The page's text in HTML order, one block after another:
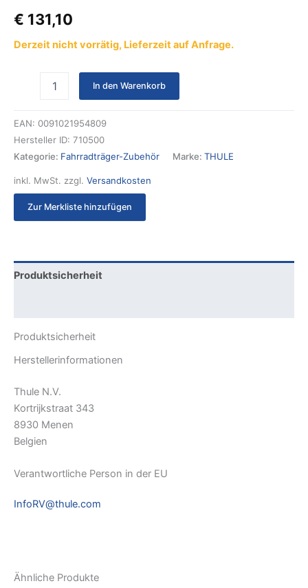
€ 131,10
Derzeit nicht vorrätig, Lieferzeit auf Anfrage.
In den Warenkorb
EAN: 0091021954809
Hersteller ID: 710500
Kategorie: Fahrradträger-Zubehör Marke: THULE
inkl. MwSt. zzgl. Versandkosten
Zur Merkliste hinzufügen
Produktsicherheit
Produktsicherheit
Herstellerinformationen
Thule N.V.
Kortrijkstraat 343
8930 Menen
Belgien
Verantwortliche Person in der EU
InfoRV@thule.com
Ähnliche Produkte